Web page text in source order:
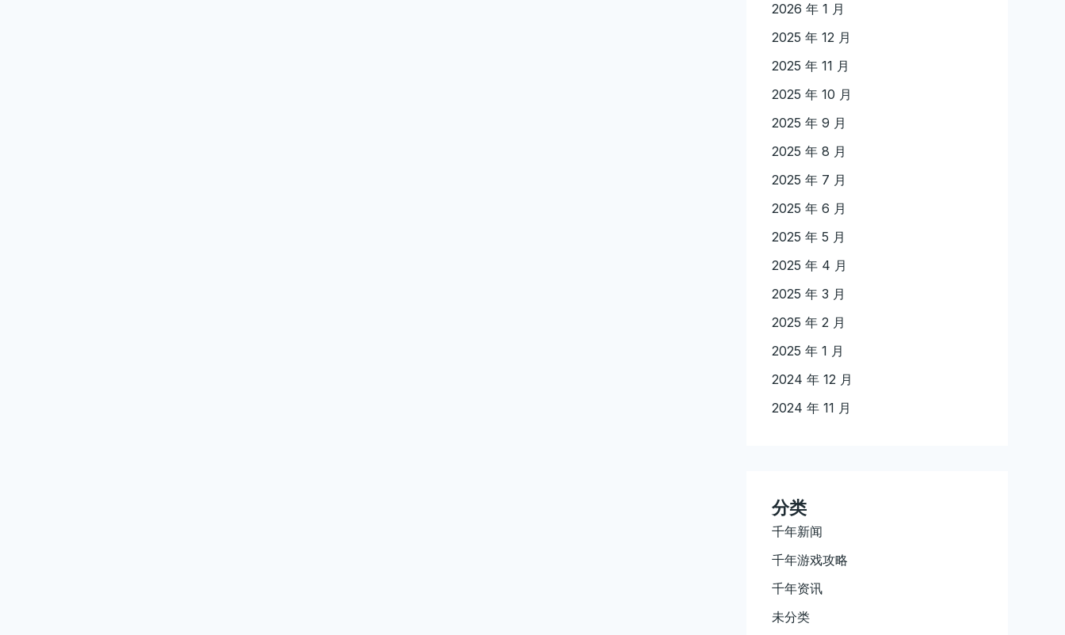
2026 年 1 月
2025 年 12 月
2025 年 11 月
2025 年 10 月
2025 年 9 月
2025 年 8 月
2025 年 7 月
2025 年 6 月
2025 年 5 月
2025 年 4 月
2025 年 3 月
2025 年 2 月
2025 年 1 月
2024 年 12 月
2024 年 11 月
分类
千年新闻
千年游戏攻略
千年资讯
未分类